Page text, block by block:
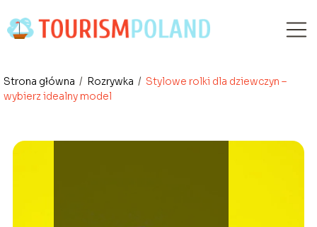
Strona główna / Rozrywka / Stylowe rolki dla dziewczyn –
wybierz idealny model